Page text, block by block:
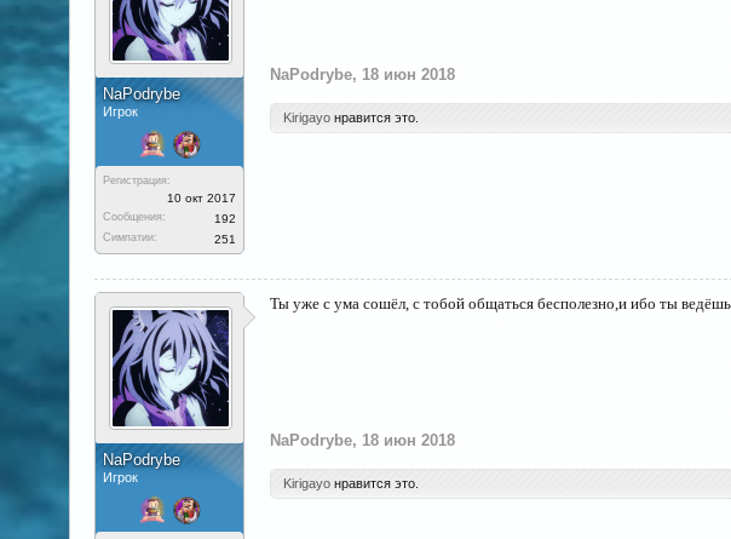
NaPodrybe
Игрок
Регистрация:
10 окт 2017
Сообщения: 192
Симпатии: 251
NaPodrybe, 18 июн 2018
Kirigayo нравится это.
NaPodrybe
Игрок
Ты уже с ума сошёл, с тобой общаться бесполезно,и ибо ты
NaPodrybe, 18 июн 2018
Kirigayo нравится это.